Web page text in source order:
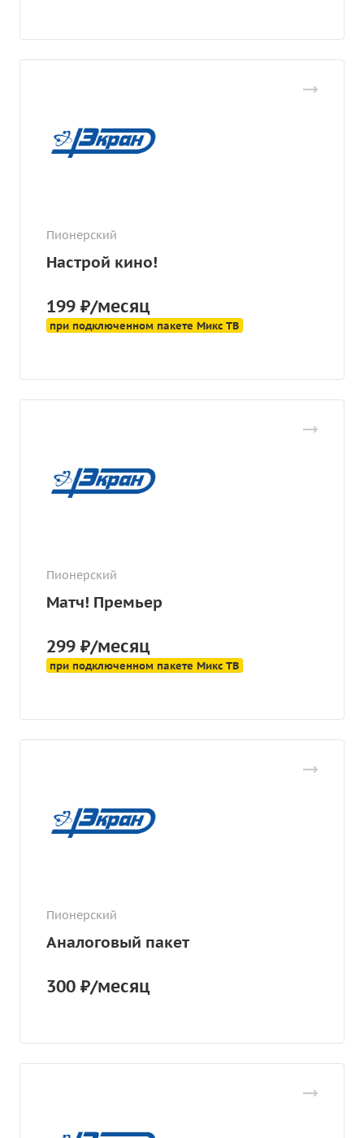
Пионерский
Настрой кино!
199 ₽/месяц
при подключенном пакете Микс ТВ
Пионерский
Матч! Премьер
299 ₽/месяц
при подключенном пакете Микс ТВ
Пионерский
Аналоговый пакет
300 ₽/месяц